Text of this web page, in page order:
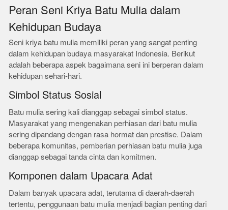
Peran Seni Kriya Batu Mulia dalam
Kehidupan Budaya
Seni kriya batu mulia memiliki peran yang sangat penting
dalam kehidupan budaya masyarakat Indonesia. Berikut
adalah beberapa aspek bagaimana seni ini berperan dalam
kehidupan sehari-hari.
Simbol Status Sosial
Batu mulia sering kali dianggap sebagai simbol status.
Masyarakat yang mengenakan perhiasan dari batu mulia
sering dipandang dengan rasa hormat dan prestise. Dalam
beberapa komunitas, pemberian perhiasan batu mulia juga
dianggap sebagai tanda cinta dan komitmen.
Komponen dalam Upacara Adat
Dalam banyak upacara adat, terutama di daerah-daerah
tertentu, penggunaan batu mulia menjadi bagian penting dari